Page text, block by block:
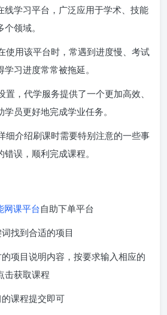
线学习平台，广泛应用于学术、技能
领域。
使用该平台时，常遇到进度慢、考试
习进度常常被拖延。
置，代学服务提供了一个更加高效、
员更好地完成学业任务。
细介绍刷课时需要特别注意的一些事
误，顺利完成课程。
网课平台自助下单平台
找到合适的项目
项目说明内容，按要求输入相应的
击获取课程
课程提交即可